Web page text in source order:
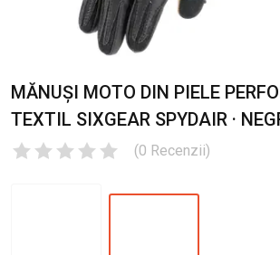
MĂNUȘI MOTO DIN PIELE
TEXTIL SIXGEAR SPYDAIR ·
(0 Recenzii)